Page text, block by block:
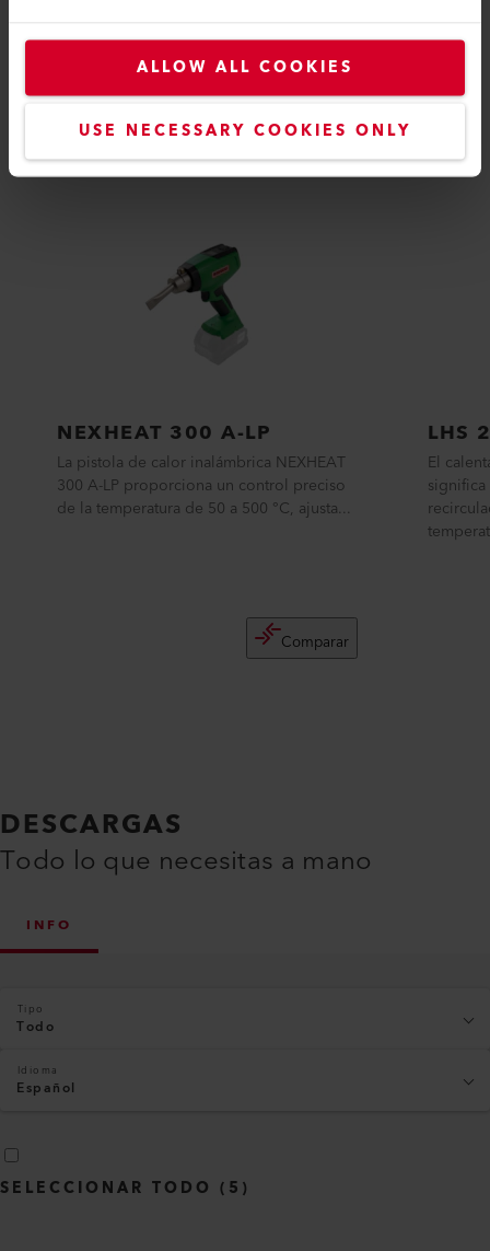
ALLOW ALL COOKIES
USE NECESSARY COOKIES ONLY
COMPATIBILIDAD
Perfecto para estos productos
NEXHEAT 300 A-LP
La pistola de calor inalámbrica NEXHEAT
300 A-LP proporciona un control preciso
de la temperatura de 50 a 500 °C, ajusta...
Comparar
LHS
El
DESCARGAS
Todo lo que necesitas a mano
INFO
Tipo
Todo
Idioma
Español
SELECCIONAR TODO ( 5 )